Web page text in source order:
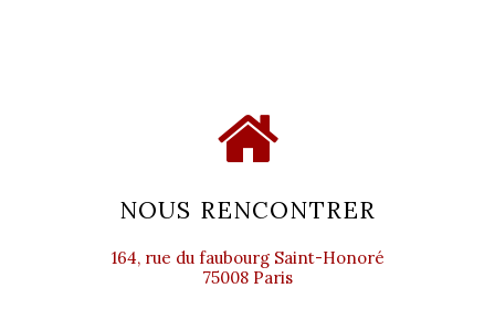
NOUS RENCONTRER
164, rue du faubourg Saint-Honoré
75008 Paris